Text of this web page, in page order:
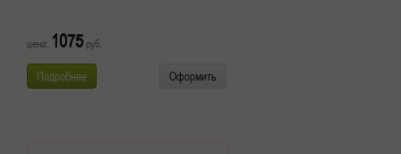
цена: 1075 руб.
Подробнее Оформить